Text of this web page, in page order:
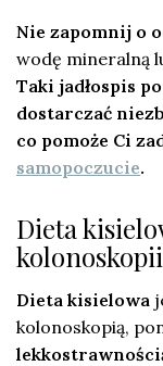
Nie zapomnij o
wodę mineralną
Taki jadłospis
dostarczać
co pomoże Ci
samopoczucie.
Dieta
kolonoskopii
Dieta kisielowa
kolonoskopią,